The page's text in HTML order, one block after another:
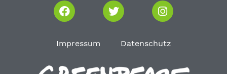
Impressum Datenschutz